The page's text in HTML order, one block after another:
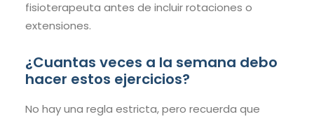
fisioterapeuta antes de incluir rotaciones o
extensiones.
¿Cuantas veces a la semana debo
hacer estos ejercicios?
No hay una regla estricta, pero recuerda que